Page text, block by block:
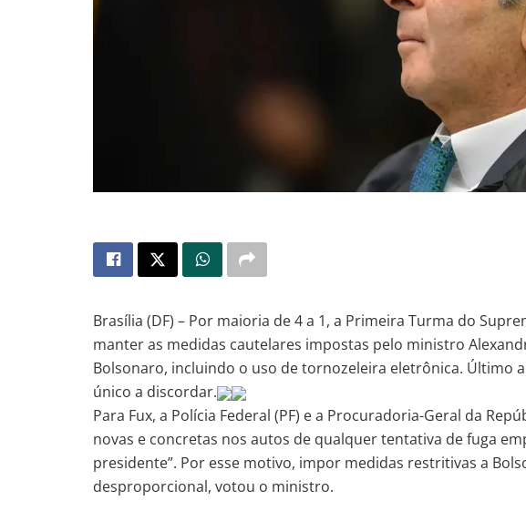
Brasília (DF) – Por maioria de 4 a 1, a Primeira Turma do
manter as medidas cautelares impostas pelo ministro
Bolsonaro, incluindo o uso de tornozeleira eletrônica. Último
único a discordar.
Para Fux, a Polícia Federal (PF) e a Procuradoria-Geral da
novas e concretas nos autos de qualquer tentativa de fuga
presidente”. Por esse motivo, impor medidas restritivas a
desproporcional, votou o ministro.